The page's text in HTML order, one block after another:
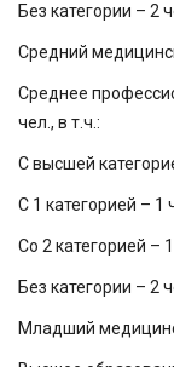
Без категории – 2
Средний
Среднее
чел., в т.ч.:
С высшей
С 1 категорией – 1
Со 2 категорией –
Без категории – 2
Младший